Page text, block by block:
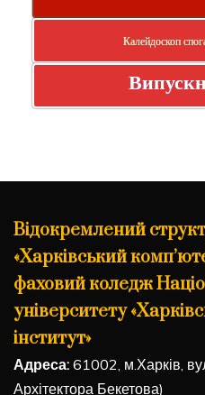
Калейдоскоп
Відокремлений
«Харківський
фаховий коледж
університету
інститут»
Адреса: 61002, м.Харків,
Архітектора Бекетова)